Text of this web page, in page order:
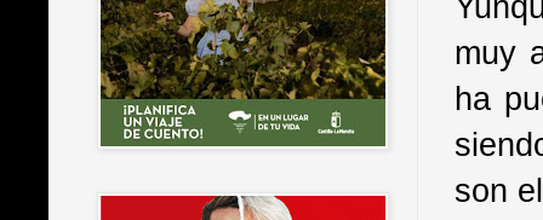
muy
ha
son